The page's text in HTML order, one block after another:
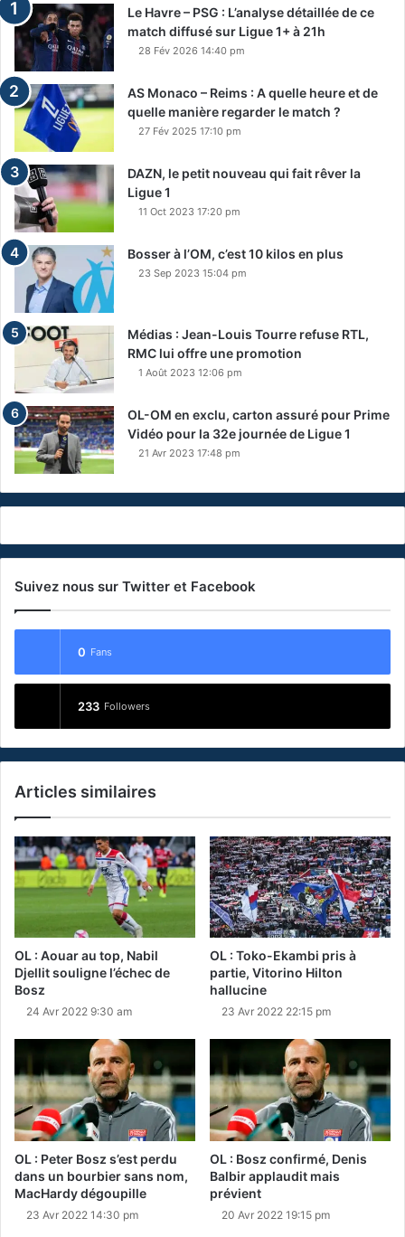
Le Havre – PSG : L’analyse détaillée de ce
match diffusé sur Ligue 1+ à 21h
28 Fév 2026 14:40 pm
AS Monaco – Reims : A quelle heure et de
quelle manière regarder le match ?
27 Fév 2025 17:10 pm
DAZN, le petit nouveau qui fait rêver la
Ligue 1
11 Oct 2023 17:20 pm
Bosser à l’OM, c’est 10 kilos en plus
23 Sep 2023 15:04 pm
Médias : Jean-Louis Tourre refuse RTL,
RMC lui offre une promotion
1 Août 2023 12:06 pm
OL-OM en exclu, carton assuré pour Prime
Vidéo pour la 32e journée de Ligue 1
21 Avr 2023 17:48 pm
Suivez nous sur Twitter et Facebook
0 Fans
233 Followers
Articles similaires
OL : Aouar au top, Nabil
Djellit souligne l’échec de
Bosz
24 Avr 2022 9:30 am
OL : Toko-Ekambi pris à
partie, Vitorino Hilton
hallucine
23 Avr 2022 22:15 pm
OL : Peter Bosz s’est perdu
dans un bourbier sans nom,
MacHardy dégoupille
23 Avr 2022 14:30 pm
OL : Bosz confirmé, Denis
Balbir applaudit mais
prévient
20 Avr 2022 19:15 pm